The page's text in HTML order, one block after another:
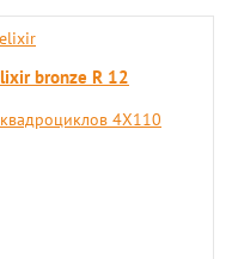
bronze R 12
4X110